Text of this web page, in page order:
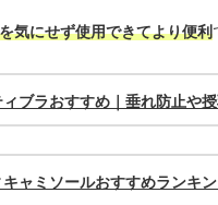
気にせず使用できてより便利
ィブラおすすめ｜垂れ防止や
キャミソールおすすめランキ